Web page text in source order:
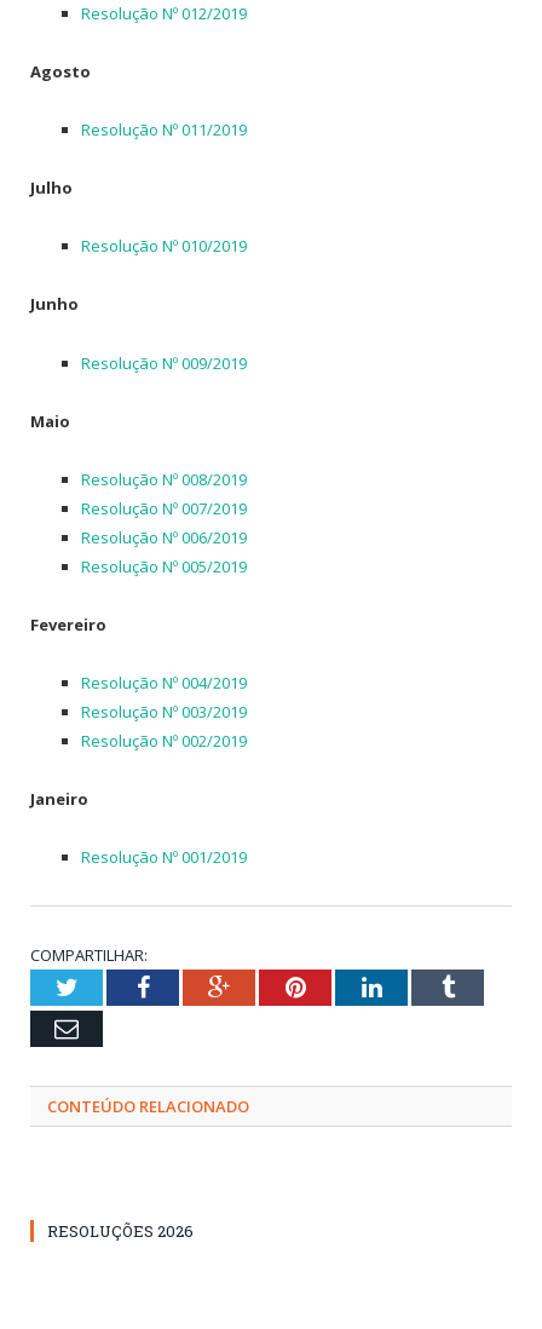
Resolução Nº 012/2019
Agosto
Resolução Nº 011/2019
Julho
Resolução Nº 010/2019
Junho
Resolução Nº 009/2019
Maio
Resolução Nº 008/2019
Resolução Nº 007/2019
Resolução Nº 006/2019
Resolução Nº 005/2019
Fevereiro
Resolução Nº 004/2019
Resolução Nº 003/2019
Resolução Nº 002/2019
Janeiro
Resolução Nº 001/2019
COMPARTILHAR:
TwitterFacebookGoogle+PinterestLinkedInTumblr
Email
CONTEÚDO RELACIONADO
RESOLUÇÕES 2026